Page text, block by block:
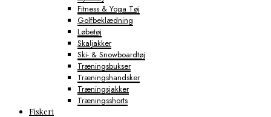
Fitness & Yoga Tøj
Golfbeklædning
Løbetøj
Skaljakker
Ski- & Snowboardtøj
Træningsbukser
Træningshandsker
Træningsjakker
Træningsshorts
Fiskeri